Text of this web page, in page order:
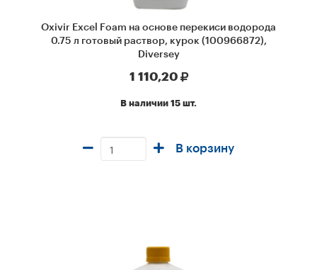
Oxivir Excel Foam на основе перекиси водорода
0.75 л готовый раствор, курок (100966872),
Diversey
1 110,20
В наличии 15 шт.
В корзину